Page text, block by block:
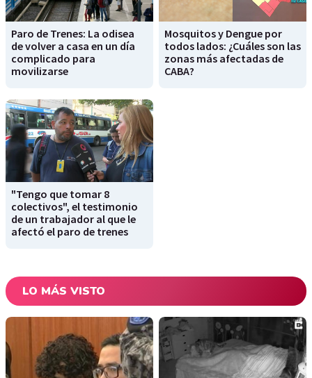
Paro de Trenes: La odisea
de volver a casa en un día
complicado para
movilizarse
Mosquitos y Dengue por
todos lados: ¿Cuáles son las
zonas más afectadas de
CABA?
"Tengo que tomar 8
colectivos", el testimonio
de un trabajador al que le
afectó el paro de trenes
LO MÁS VISTO